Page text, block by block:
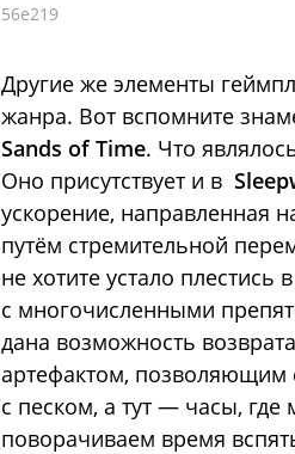
56e219
Другие же элементы
жанра. Вот вспомните
Sands of Time. Что
Оно присутствует и в
ускорение, направленная
путём стремительной
не хотите устало
с многочисленными
дана возможность
артефактом, позволяющим
с песком, а тут — часы, где
поворачиваем время